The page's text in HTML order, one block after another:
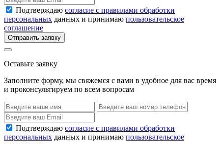
Подтверждаю согласие с правилами обработки
персональных данных и принимаю пользовательское
соглашение
Отправить заявку
Оставьте заявку
Заполните форму, мы свяжемся с вами в удобное для вас время
и проконсультируем по всем вопросам
Подтверждаю согласие с правилами обработки
персональных данных и принимаю пользовательское